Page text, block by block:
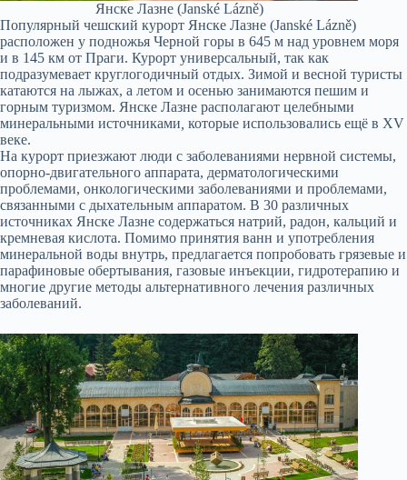
Янске Лазне (Janské Lázně)
Популярный чешский курорт Янске Лазне (Janské Lázně)
расположен у подножья Черной горы в 645 м над уровнем моря
и в 145 км от Праги. Курорт универсальный, так как
подразумевает круглогодичный отдых. Зимой и весной туристы
катаются на лыжах, а летом и осенью занимаются пешим и
горным туризмом. Янске Лазне располагают целебными
минеральными источниками которые использовались ещё в XV
веке.
На курорт приезжают люди с заболеваниями нервной системы,
опорно-двигательного аппарата, дерматологическими
проблемами, онкологическими заболеваниями и проблемами,
связанными с дыхательным аппаратом. В 30 различных
источниках Янске Лазне содержаться натрий, радон, кальций и
кремневая кислота. Помимо принятия ванн и употребления
минеральной воды внутрь, предлагается попробовать грязевые и
парафиновые обертывания, газовые инъекции, гидротерапию и
многие другие методы альтернативного лечения различных
заболеваний.